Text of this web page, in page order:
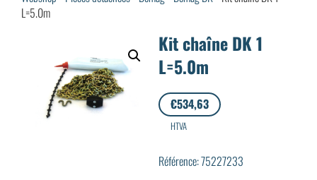
L=5.0m
Kit chaîne DK 1
L=5.0m
€534,63
HTVA
Référence: 75227233